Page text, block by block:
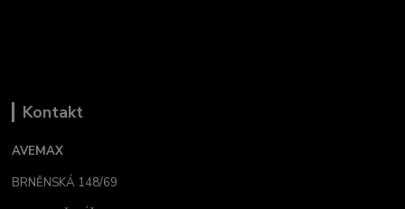
Kontakt
AVEMAX
BRNĚNSKÁ 148/69